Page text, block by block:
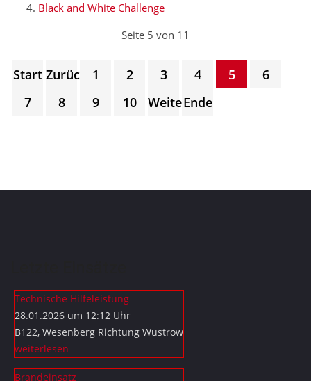
Black and White Challenge
Seite 5 von 11
Start Zurück 1 2 3 4 5
6
7
8 9 10 WeiterEnde
Technische Hilfeleistung
28.01.2026 um 12:12 Uhr
B122, Wesenberg Richtung Wustrow
weiterlesen
Brandeinsatz